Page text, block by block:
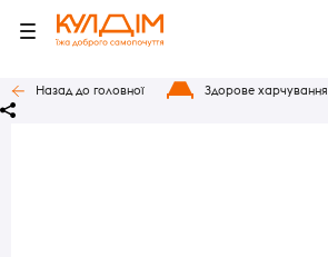
Назад до головної Здорове харчування